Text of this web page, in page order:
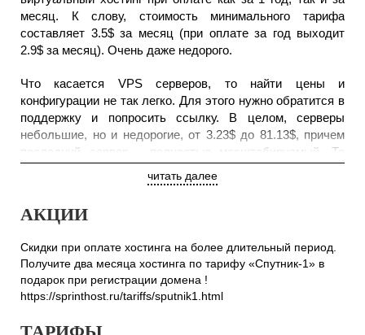
месяц. К слову, стоимость минимального тарифа
составляет 3.5$ за месяц (при оплате за год выходит
2.9$ за месяц). Очень даже недорого.
Что касается VPS серверов, то найти цены и
конфигурации не так легко. Для этого нужно обратится в
поддержку и попросить ссылку. В целом, серверы
небольшие, но и недорогие, от 3.23$ до 81.13$, причем
последний сервер - полностью масштабируемый. То
сервер будет намного дешевле. На VPS сервер можно
писать тикет в поддержку, так как на сайте указаны
только конфигурации “идеального” сервера, и они
подберут сервер для вас. Стоит заметить, что
представленная конфигурация действительно очень
читать далее
АКЦИИ
Скидки при оплате хостинга на более длительный период.
Получите два месяца хостинга по тарифу «Спутник-1» в
подарок при регистрации домена !
https://sprinthost.ru/tariffs/sputnik1.html